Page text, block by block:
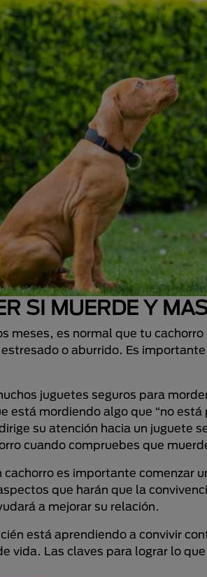
SI MUERDE Y
meses, es normal que tu
o aburrido. Es
juguetes seguros para
está mordiendo algo que “no
su atención hacia un juguete
cuando compruebes que
cachorro es importante comenzar
que harán que la
a mejorar su relación.
está aprendiendo a convivir
vida. Las claves para lograr lo